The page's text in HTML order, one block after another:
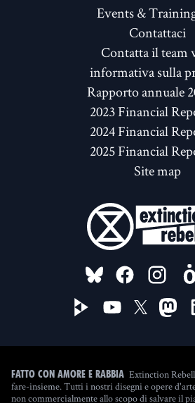
Events &
Contattaci
Contatta il team
informativa sulla
Rapporto annuale
2023 Financial
2024 Financial
2025 Financial
Site map
FOLLOW US
Fatto con amore e rabbia Extinction
fare-insieme. Tutti i nostri disegni e opere
non commercialmente allo scopo di salvare il